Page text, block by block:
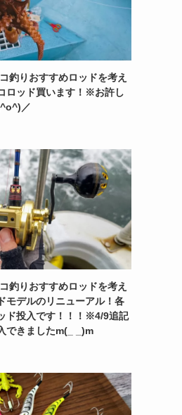
釣りおすすめロッドを考え
ロッド買います！※お許し
／
釣りおすすめロッドを考え
モデルのリニューアル！各
ド投入です！！！※4/9追記
できましたm(_ _)m